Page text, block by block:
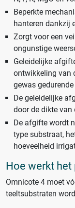
Beperkte
hanteren dankzij
Zorgt voor een
ongunstige
Geleidelijke
ontwikkeling van
gewas
De geleidelijke
door de dikte van
De afgifte wordt
type substraat,
hoeveelheid
Hoe werkt het
Omnicote 4 moet
teeltsubstraten